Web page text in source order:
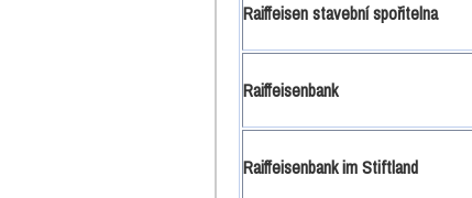
Raiffeisen stavební spořitelna
Raiffeisenbank
Raiffeisenbank im Stiftland